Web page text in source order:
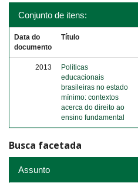
Conjunto de itens:
Data do
documento
Título
2013
Políticas
educacionais
brasileiras no estado
mínimo: contextos
acerca do direito ao
ensino fundamental
Busca facetada
Assunto